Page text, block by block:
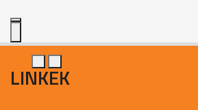
LINKEK